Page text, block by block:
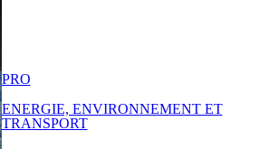
PRO
ENERGIE, ENVIRONNEMENT ET
TRANSPORT